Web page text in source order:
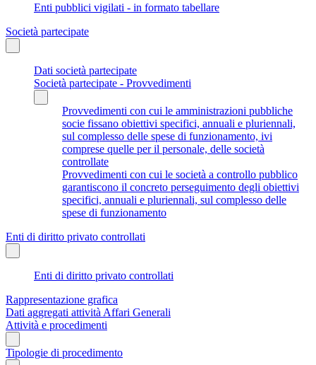
Enti pubblici vigilati - in formato tabellare
Società partecipate
Dati società partecipate
Società partecipate - Provvedimenti
Provvedimenti con cui le amministrazioni pubbliche
socie fissano obiettivi specifici, annuali e pluriennali,
sul complesso delle spese di funzionamento, ivi
comprese quelle per il personale, delle società
controllate
Provvedimenti con cui le società a controllo pubblico
garantiscono il concreto perseguimento degli obiettivi
specifici, annuali e pluriennali, sul complesso delle
spese di funzionamento
Enti di diritto privato controllati
Enti di diritto privato controllati
Rappresentazione grafica
Dati aggregati attività Affari Generali
Attività e procedimenti
Tipologie di procedimento